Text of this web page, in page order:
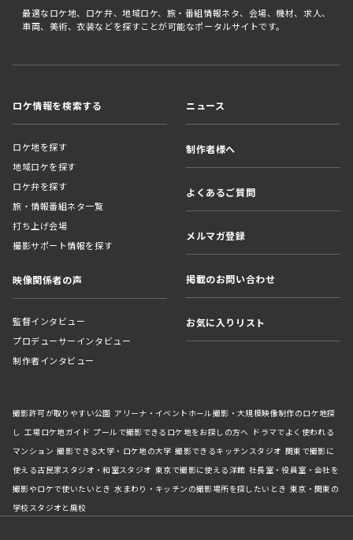
最適なロケ地、ロケ弁、地域ロケ、旅・番組情報ネタ、会場、機材、求人、
車両、美術、衣装などを探すことが可能なポータルサイトです。
ロケ情報を検索する
ロケ地を探す
地域ロケを探す
ロケ弁を探す
旅・情報番組ネタ一覧
打ち上げ会場
撮影サポート情報を探す
映像関係者の声
監督インタビュー
プロデューサーインタビュー
制作者インタビュー
ニュース
制作者様へ
よくあるご質問
メルマガ登録
掲載のお問い合わせ
お気に入りリスト
撮影許可が取りやすい公園 アリーナ・イベントホール撮影・大規模映像制作のロケ地探
し 工場ロケ地ガイド プールで撮影できるロケ地をお探しの方へ ドラマでよく使われる
マンション 撮影できる大学・ロケ地の大学 撮影できるキッチンスタジオ 関東で撮影に
使える古民家スタジオ・和室スタジオ 東京で撮影に使える洋館 社長室・役員室・会社を
撮影やロケで使いたいとき 水まわり・キッチンの撮影場所を探したいとき 東京・関東の
学校スタジオと廃校